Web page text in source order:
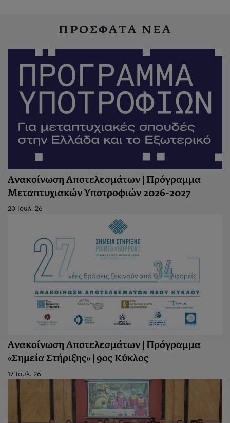
ΠΡΟΣΦΑΤΑ ΝΕΑ
Ανακοίνωση Αποτελεσμάτων | Πρόγραμμα
Μεταπτυχιακών Υποτροφιών 2026-2027
20 Ιουλ. 26
Ανακοίνωση Aποτελεσμάτων | Πρόγραμμα
«Σημεία Στήριξης» | 9ος Κύκλος
17 Ιουλ. 26